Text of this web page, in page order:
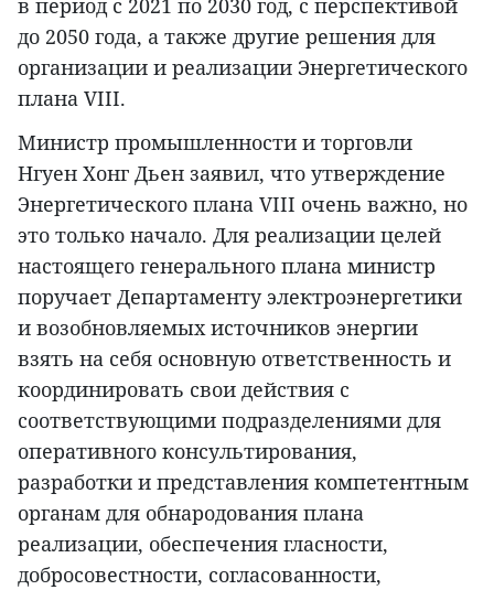
до 2050 года, а также другие решения для
организации и реализации Энергетического
плана VIII.
Министр промышленности и торговли
Нгуен Хонг Дьен заявил, что утверждение
Энергетического плана VIII очень важно, но
это только начало. Для реализации целей
настоящего генерального плана министр
поручает Департаменту электроэнергетики
и возобновляемых источников энергии
взять на себя основную ответственность и
координировать свои действия с
соответствующими подразделениями для
оперативного консультирования,
разработки и представления компетентным
органам для обнародования плана
реализации, обеспечения гласности,
добросовестности, согласованности,